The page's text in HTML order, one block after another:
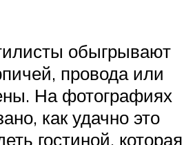
обыгрывают
провода или
На фотографиях
как удачно это
гостиной, которая